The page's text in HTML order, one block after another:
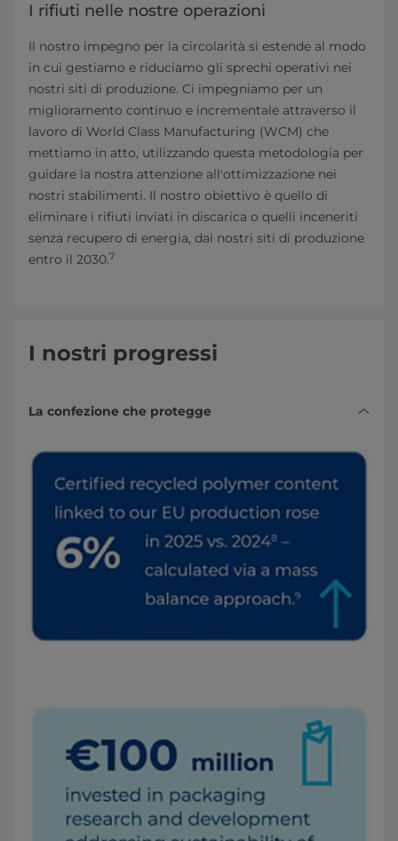
I rifiuti nelle nostre operazioni
Il nostro impegno per la circolarità si estende al modo
in cui gestiamo e riduciamo gli sprechi operativi nei
nostri siti di produzione. Ci impegniamo per un
miglioramento continuo e incrementale attraverso il
lavoro di World Class Manufacturing (WCM) che
mettiamo in atto, utilizzando questa metodologia per
guidare la nostra attenzione all'ottimizzazione nei
nostri stabilimenti. Il nostro obiettivo è quello di
eliminare i rifiuti inviati in discarica o quelli inceneriti
senza recupero di energia, dai nostri siti di produzione
entro il 2030.7
I nostri progressi
La confezione che protegge